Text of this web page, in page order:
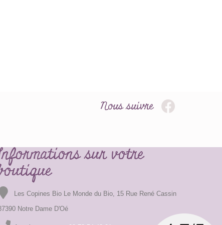
Nous suivre
sur votre
Les Copines Bio Le Monde du Bio, 15 Rue René Cassin
Notre Dame D'Oé